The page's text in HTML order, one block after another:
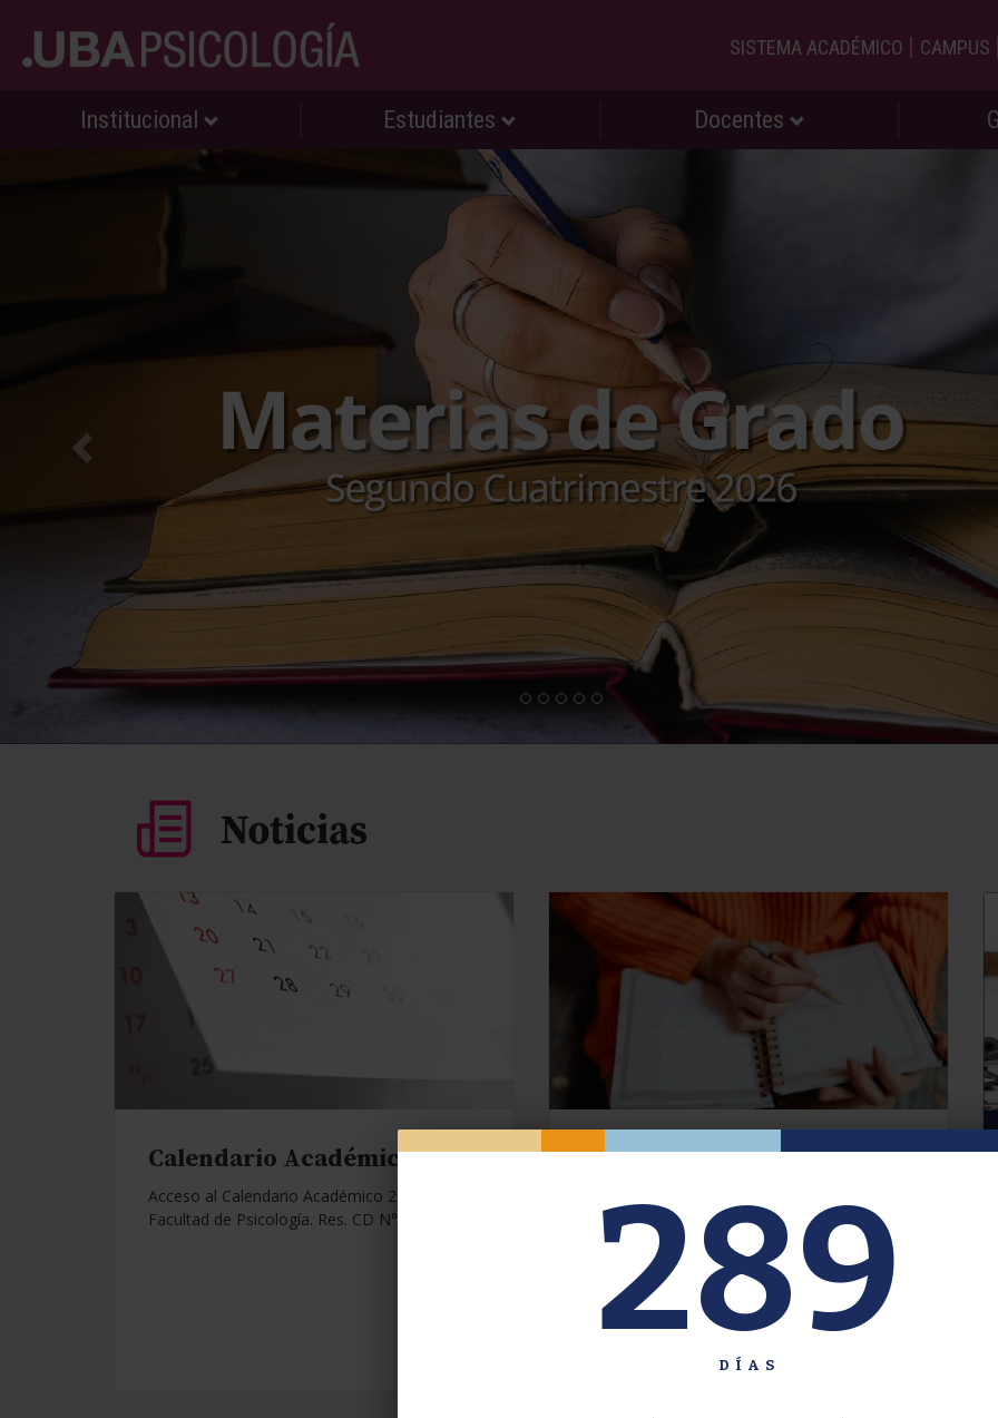
289
DÍAS
SISTEMA ACADÉMICO | CAMPUS |
Institucional Estudiantes Docentes
Calendario Académico 2026.
Acceso al Calendario Académico 2026 de la
Facultad de Psicología. Res. CD N°1112/25.
Oferta de Grado. Segundo
Inscripción del 30 de julio al 4 de agosto a
través del Sistema Académico